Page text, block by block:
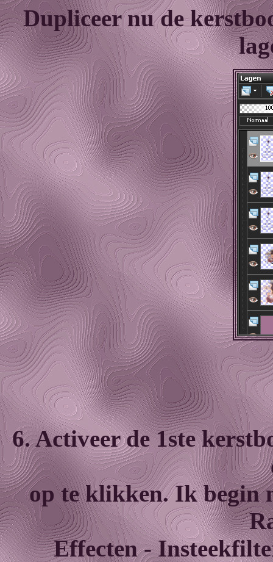
Dupliceer nu de
6. Activeer de 1ste
op te klikken. Ik begin
Effecten -